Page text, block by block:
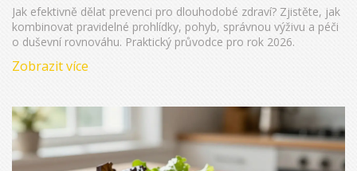
Jak efektivně dělat prevenci pro dlouhodobé zdraví? Zjistěte, jak
kombinovat pravidelné prohlídky, pohyb, správnou výživu a péči
o duševní rovnováhu. Praktický průvodce pro rok 2026.
Zobrazit více